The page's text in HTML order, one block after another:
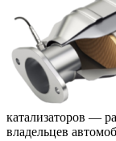
катализаторов —
владельцев